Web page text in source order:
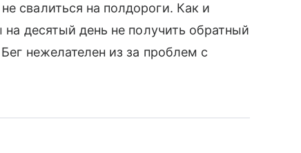
свалиться на полдороги. Как и
десятый день не получить обратный
нежелателен из за проблем с